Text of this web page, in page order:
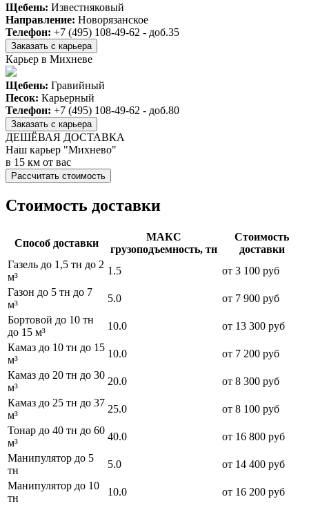
Щебень: Известняковый
Направление: Новорязанское
Телефон: +7 (495) 108-49-62 - доб.35
Заказать с карьера
Карьер в Михневе
Щебень: Гравийный
Песок: Карьерный
Телефон: +7 (495) 108-49-62 - доб.80
Заказать с карьера
ДЕШЁВАЯ ДОСТАВКА
Наш карьер "Михнево"
в 15 км от вас
Рассчитать стоимость
Стоимость доставки
Способ доставки
МАКС
грузоподъемность, тн
Стоимость
доставки
Газель до 1,5 тн до 2
м³
1.5
от 3 100 руб
Газон до 5 тн до 7
м³
5.0
от 7 900 руб
Бортовой до 10 тн
до 15 м³
10.0
от 13 300 руб
Камаз до 10 тн до 15
м³
10.0
от 7 200 руб
Камаз до 20 тн до 30
м³
20.0
от 8 300 руб
Камаз до 25 тн до 37
м³
25.0
от 8 100 руб
Тонар до 40 тн до 60
м³
40.0
от 16 800 руб
Манипулятор до 5
тн
5.0
от 14 400 руб
Манипулятор до 10
тн
10.0 от 16 200 руб